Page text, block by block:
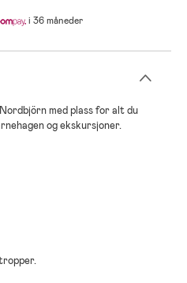
i 36 måneder
med plass for alt du
og ekskursjoner.